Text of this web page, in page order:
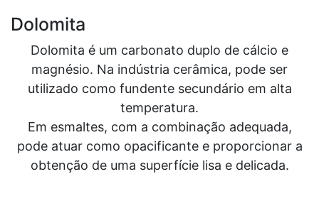
Dolomita
Dolomita é um carbonato duplo de cálcio e
magnésio. Na indústria cerâmica, pode ser
utilizado como fundente secundário em alta
temperatura.
Em esmaltes, com a combinação adequada,
pode atuar como opacificante e proporcionar a
obtenção de uma superfície lisa e delicada.